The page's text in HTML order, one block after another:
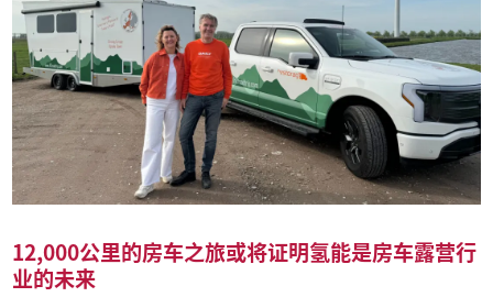
12,000公里的房车之旅或将证明氢能是房车露营行
业的未来